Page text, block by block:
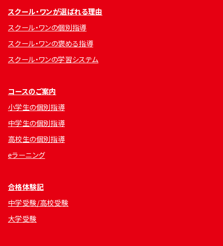
スクール・ワンが選ばれる理由
スクール・ワンの個別指導
スクール・ワンの褒める指導
スクール・ワンの学習システム
コースのご案内
小学生の個別指導
中学生の個別指導
高校生の個別指導
eラーニング
合格体験記
中学受験/高校受験
大学受験